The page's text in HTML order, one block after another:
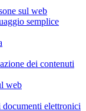
sul web
semplice
dei contenuti
web
elettronici